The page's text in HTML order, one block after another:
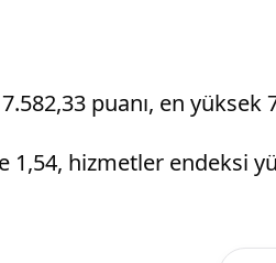
puanı, en yüksek
1,54, hizmetler endeksi